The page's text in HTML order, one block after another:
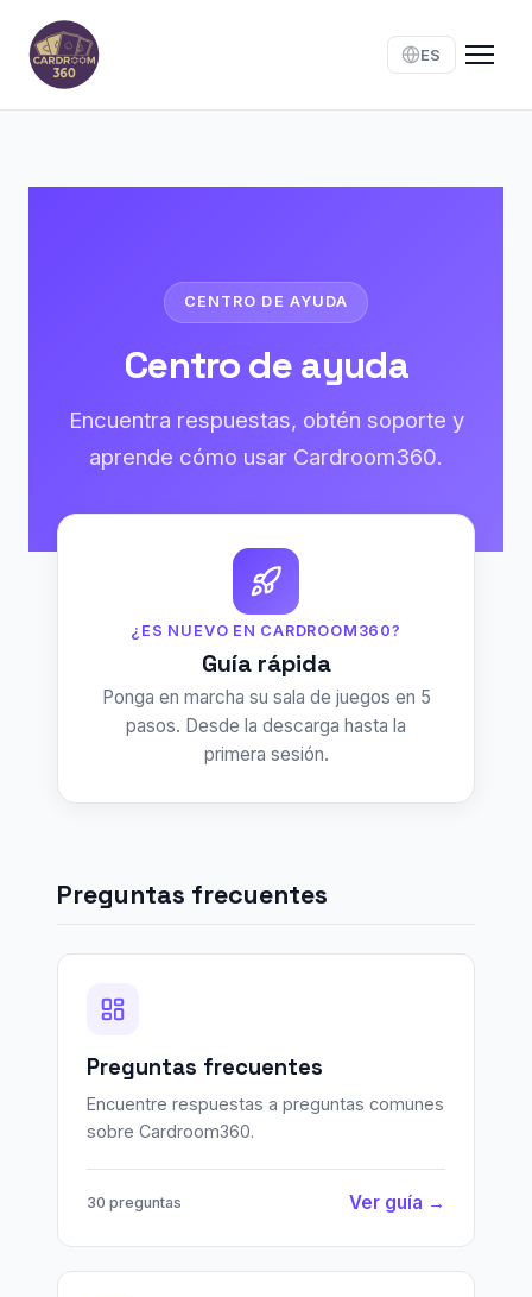
ES
CENTRO DE AYUDA
Centro de ayuda
Encuentra respuestas, obtén soporte y
aprende cómo usar Cardroom360.
¿ES NUEVO EN CARDROOM360?
Guía rápida
Ponga en marcha su sala de juegos en 5
pasos. Desde la descarga hasta la
primera sesión.
Preguntas frecuentes
Preguntas frecuentes
Encuentre respuestas a preguntas comunes
sobre Cardroom360.
30 preguntas Ver guía →